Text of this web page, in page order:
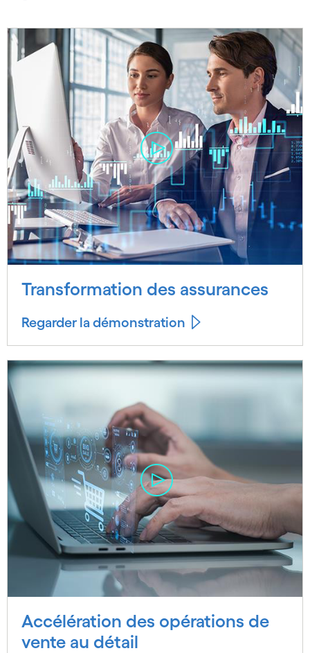
Transformation des assurances
Regarder la démonstration
Accélération des opérations de
vente au détail